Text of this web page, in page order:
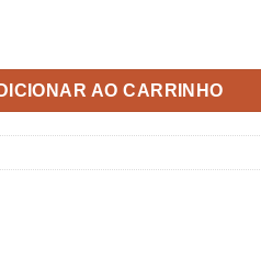
quantidade
AO CARRINHO